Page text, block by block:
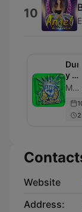
10
Duro
y a
laMVS Radio - Episode 2361
Website
Address: